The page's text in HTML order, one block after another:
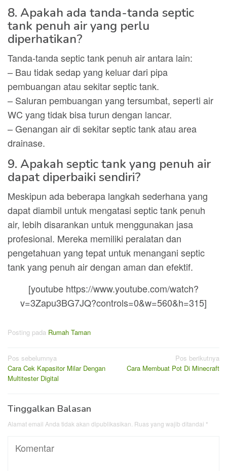
8. Apakah ada tanda-tanda septic
tank penuh air yang perlu
diperhatikan?
Tanda-tanda septic tank penuh air antara lain:
– Bau tidak sedap yang keluar dari pipa
pembuangan atau sekitar septic tank.
– Saluran pembuangan yang tersumbat, seperti air
WC yang tidak bisa turun dengan lancar.
– Genangan air di sekitar septic tank atau area
drainase.
9. Apakah septic tank yang penuh air
dapat diperbaiki sendiri?
Meskipun ada beberapa langkah sederhana yang
dapat diambil untuk mengatasi septic tank penuh
air, lebih disarankan untuk menggunakan jasa
profesional. Mereka memiliki peralatan dan
pengetahuan yang tepat untuk menangani septic
tank yang penuh air dengan aman dan efektif.
[youtube https://www.youtube.com/watch?
v=3Zapu3BG7JQ?controls=0&w=560&h=315]
Posting pada Rumah Taman
Navigasi
pos
Pos sebelumnya
Cara Cek Kapasitor Milar Dengan
Multitester Digital
Pos berikutnya
Cara Membuat Pot Di Minecraft
Tinggalkan Balasan
Alamat email Anda tidak akan dipublikasikan. Ruas yang wajib ditandai *